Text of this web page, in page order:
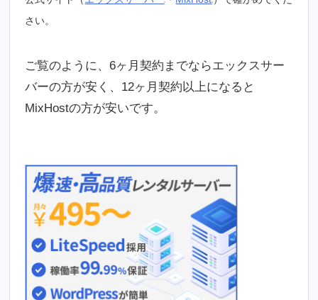
さい。
ご覧のように、6ヶ月契約までならエックスサー
バーの方が安く、12ヶ月契約以上になると
MixHostの方が安いです。